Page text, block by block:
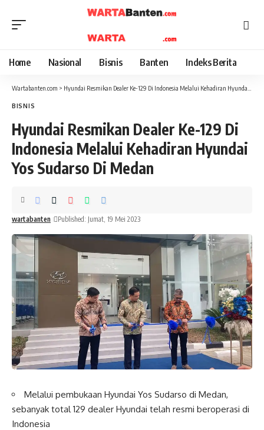
Home Nasional Bisnis Banten Indeks Berita
Wartabanten.com > Hyundai Resmikan Dealer Ke-129 Di Indonesia Melalui Kehadiran Hyundai Yos Sudarso Di Medan
BISNIS
Hyundai Resmikan Dealer Ke-129 Di
Indonesia Melalui Kehadiran Hyundai
Yos Sudarso Di Medan
wartabanten Published: Jumat, 19 Mei 2023
Melalui pembukaan Hyundai Yos Sudarso di Medan,
sebanyak total 129 dealer Hyundai telah resmi beroperasi di
Indonesia